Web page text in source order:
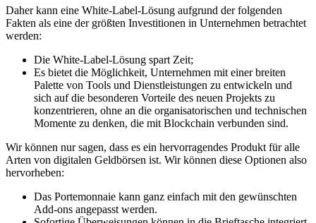
Daher kann eine White-Label-Lösung aufgrund der folgenden
Fakten als eine der größten Investitionen in Unternehmen betrachtet
werden:
Die White-Label-Lösung spart Zeit;
Es bietet die Möglichkeit, Unternehmen mit einer breiten
Palette von Tools und Dienstleistungen zu entwickeln und
sich auf die besonderen Vorteile des neuen Projekts zu
konzentrieren, ohne an die organisatorischen und technischen
Momente zu denken, die mit Blockchain verbunden sind.
Wir können nur sagen, dass es ein hervorragendes Produkt für alle
Arten von digitalen Geldbörsen ist. Wir können diese Optionen also
hervorheben:
Das Portemonnaie kann ganz einfach mit den gewünschten
Add-ons angepasst werden.